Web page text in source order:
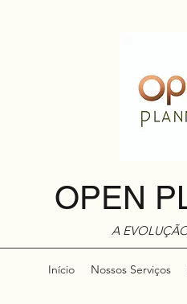
OPEN
A
Início Nossos Serviços